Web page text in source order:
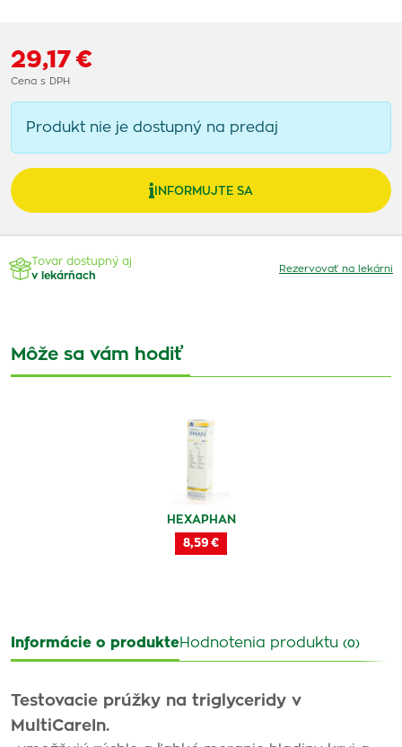
29,17 €
Cena s DPH
Produkt nie je dostupný na predaj
INFORMUJTE SA
Tovar dostupný aj
v lekárňach
Rezervovať na lekárni
Môže sa vám hodiť
HEXAPHAN
8,59 €
Informácie o produkteHodnotenia produktu (0)
Testovacie prúžky na triglyceridy v
MultiCareIn.